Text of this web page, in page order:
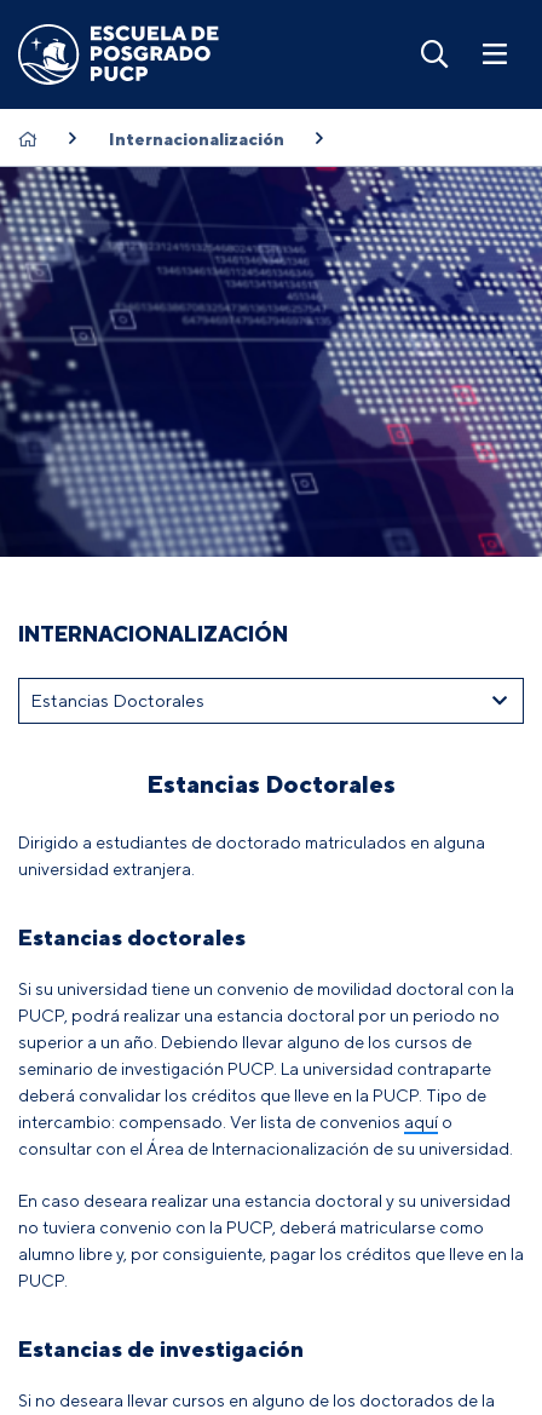
Internacionalización
INTERNACIONALIZACIÓN
Estancias Doctorales
Dirigido a estudiantes de doctorado matriculados en alguna
universidad extranjera.
Estancias doctorales
Si su universidad tiene un convenio de movilidad doctoral con la
PUCP, podrá realizar una estancia doctoral por un periodo no
superior a un año. Debiendo llevar alguno de los cursos de
seminario de investigación PUCP. La universidad contraparte
deberá convalidar los créditos que lleve en la PUCP. Tipo de
intercambio: compensado. Ver lista de convenios aquí o
consultar con el Área de Internacionalización de su universidad.
En caso deseara realizar una estancia doctoral y su universidad
no tuviera convenio con la PUCP, deberá matricularse como
alumno libre y, por consiguiente, pagar los créditos que lleve en la
PUCP.
Estancias de investigación
Si no deseara llevar cursos en alguno de los doctorados de la